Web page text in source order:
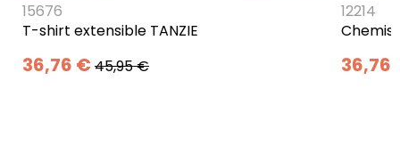
15676
T-shirt extensible TANZIE
36,76 € 45,95 €
12214
36,76